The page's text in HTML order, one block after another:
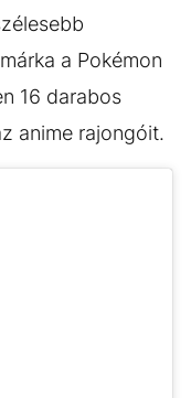
a Pokémon
16 darabos
anime rajongóit.